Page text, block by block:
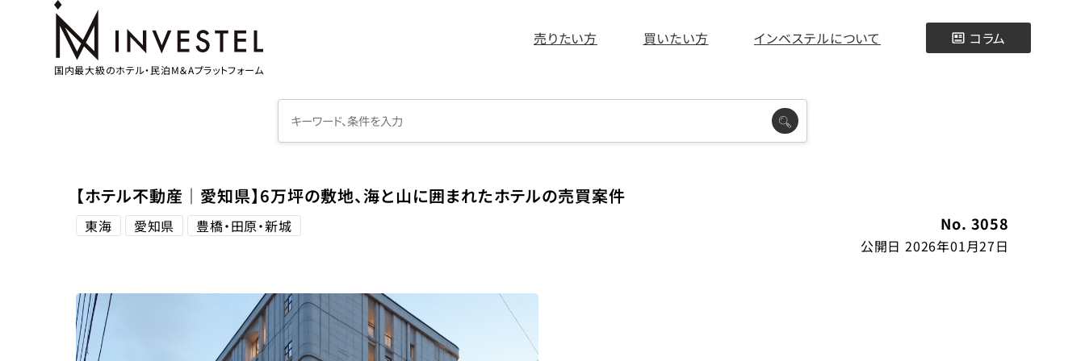
国内最大級のホテル・民泊M＆Aプラットフォーム
売りたい方 買いたい方 インベステルについて コラム
【ホテル不動産｜愛知県】6万坪の敷地、海と山に囲まれたホテルの売買案件
東海 愛知県 豊橋・田原・新城 No. 3058
公開日 2026年01月27日